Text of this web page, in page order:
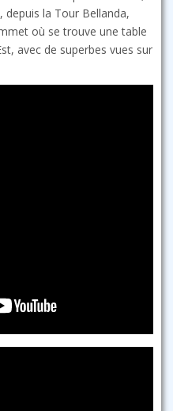
depuis la Tour Bellanda,
où se trouve une table
avec de superbes vues sur